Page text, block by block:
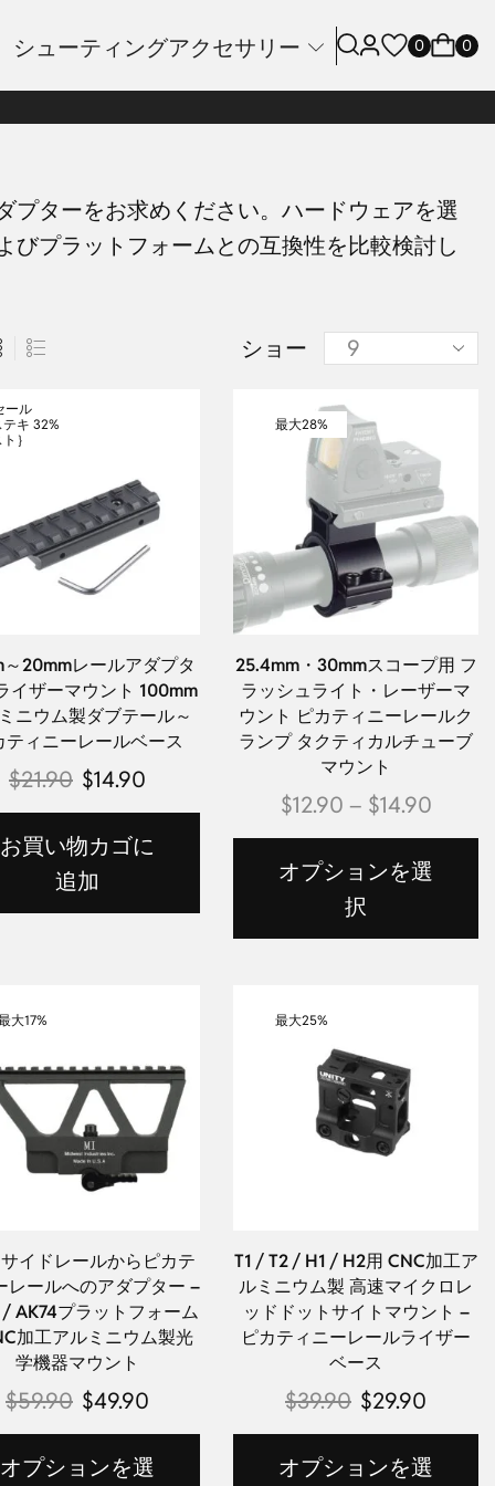
シューティングアクセサリー 0 0
ターをお求めください。ハードウェアを選
プラットフォームとの互換性を比較検討し
ショー
ール
テキ
｝
32%
～20mmレールアダプタ
イザーマウント 100mm
ニウム製ダブテール～
ティニーレールベース
$21.90 $14.90
お買い物カゴに
追加
最大28%
25.4mm・30mmスコープ用 フ
ラッシュライト・レーザーマ
ウント ピカティニーレールク
ランプ タクティカルチューブ
マウント
$12.90 – $14.90
オプションを選
択
大17%
イドレールからピカテ
レールへのアダプター –
AK74プラットフォーム
加工アルミニウム製光
学機器マウント
$59.90 $49.90
オプションを選
最大25%
T1 / T2 / H1 / H2用 CNC加工ア
ルミニウム製 高速マイクロレ
ッドドットサイトマウント –
ピカティニーレールライザー
ベース
$39.90 $29.90
オプションを選